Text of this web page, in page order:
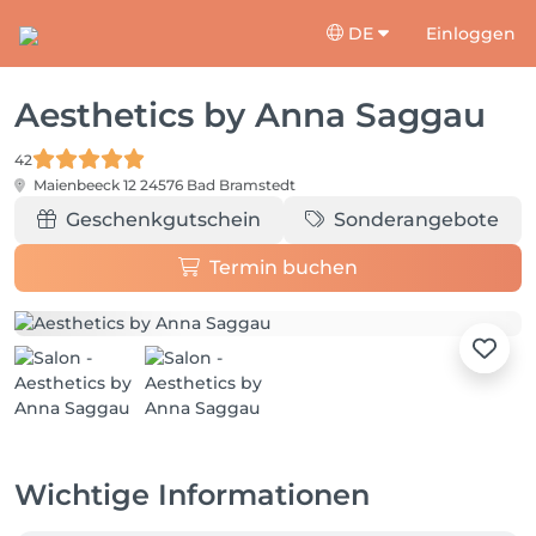
DE Einloggen
Aesthetics by Anna Saggau
42
Maienbeeck 12 24576 Bad Bramstedt
Geschenkgutschein Sonderangebote
Termin buchen
Wichtige Informationen